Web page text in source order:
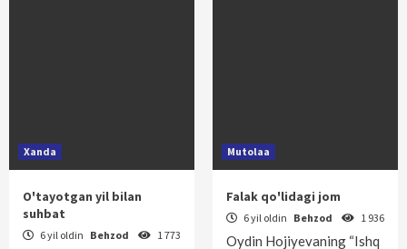
Xanda
O'tayotgan yil bilan
suhbat
6 yil oldin Behzod 1 773
Mutolaa
Falak qo'lidagi jom
6 yil oldin Behzod 1 936
Oydin Hojiyevaning “Ishq